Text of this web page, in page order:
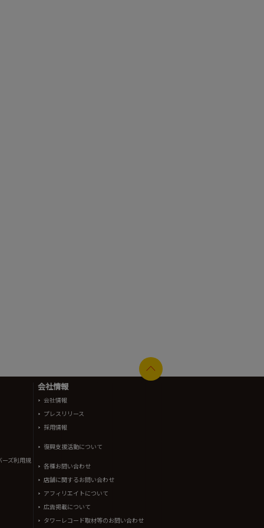
ーズ利用規
会社情報
会社情報
プレスリリース
採用情報
復興支援活動について
各種お問い合わせ
店舗に関するお問い合わせ
アフィリエイトについて
広告掲載について
タワーレコード取材等のお問い合わせ